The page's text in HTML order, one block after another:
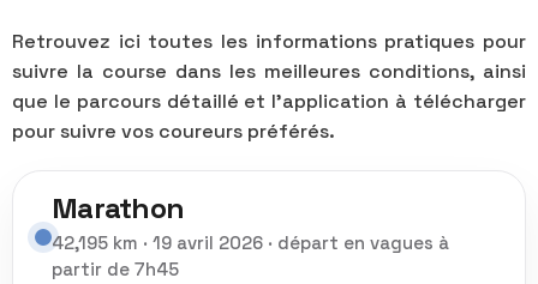
Retrouvez ici toutes les informations pratiques pour
suivre la course dans les meilleures conditions, ainsi
que le parcours détaillé et l’application à télécharger
pour suivre vos coureurs préférés.
Marathon
42,195 km · 19 avril 2026 · départ en vagues à
partir de 7h45